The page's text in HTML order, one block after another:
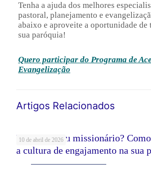
Tenha a ajuda dos melhores
pastoral, planejamento e
abaixo e aproveite a oportunidade de
sua paróquia!
Quero participar do Programa de
Evangelização
Artigos Relacionados
10 de abril de 2026
Voluntário ou missionário?
a cultura de engajamento na sua